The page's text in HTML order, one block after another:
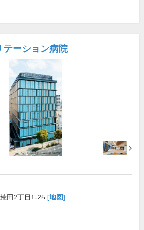
テーション病院
田2丁目1-25 [地図]